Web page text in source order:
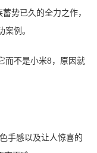
势已久的全力之作，
例。
而不是小米8，原因就
手感以及让人惊喜的